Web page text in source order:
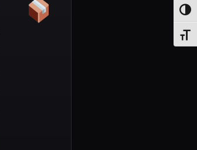
הפעל/כבה ניגודיות גבוהה
מתג גודל גופן